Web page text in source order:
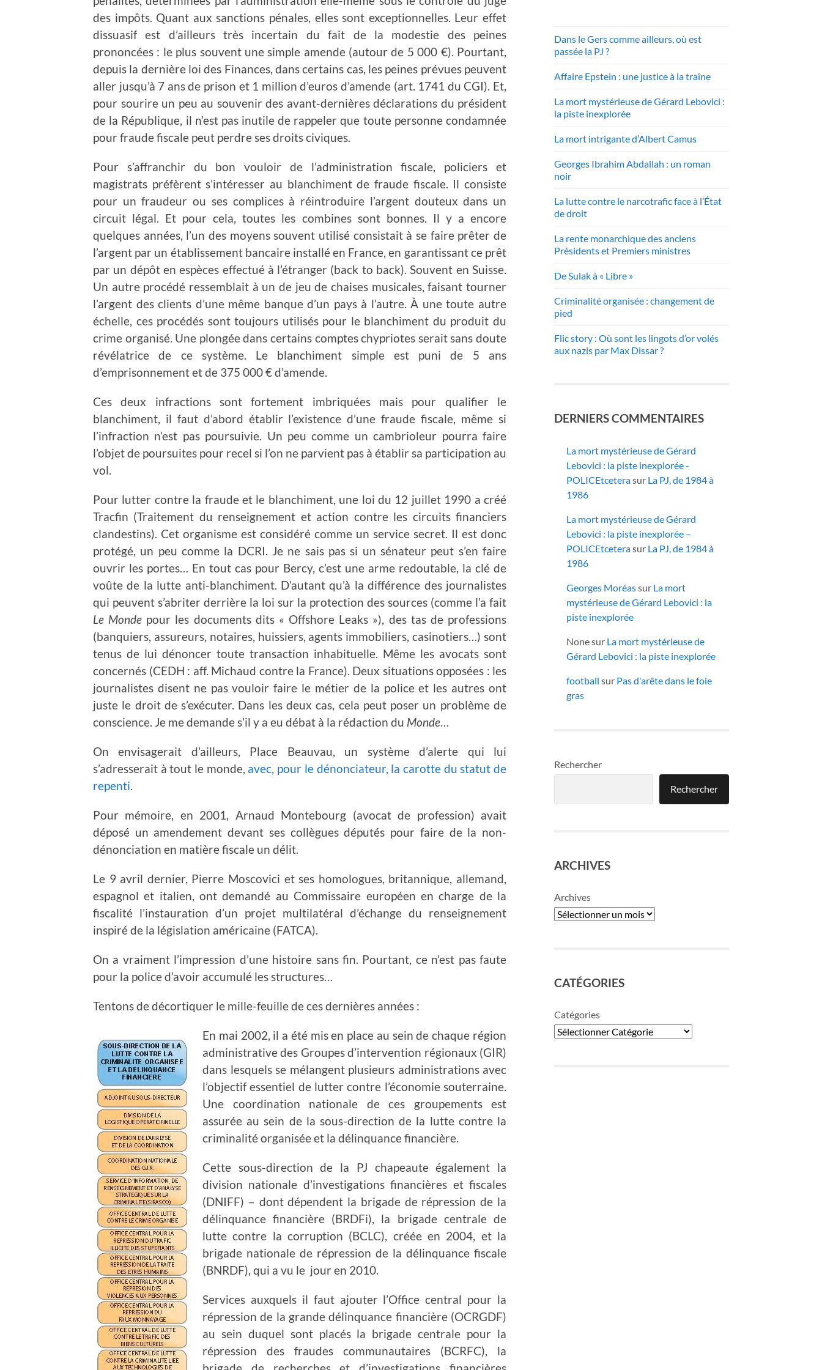
des impôts. Quant aux sanctions pénales, elles sont exceptionnelles. Leur effet
dissuasif est d’ailleurs très incertain du fait de la modestie des peines
prononcées : le plus souvent une simple amende (autour de 5 000 €). Pourtant,
depuis la dernière loi des Finances, dans certains cas, les peines prévues peuvent
aller jusqu’à 7 ans de prison et 1 million d’euros d’amende (art. 1741 du CGI). Et,
pour sourire un peu au souvenir des avant-dernières déclarations du président
de la République, il n’est pas inutile de rappeler que toute personne condamnée
pour fraude fiscale peut perdre ses droits civiques.
Pour s’affranchir du bon vouloir de l’administration fiscale, policiers et
magistrats préfèrent s’intéresser au blanchiment de fraude fiscale. Il consiste
pour un fraudeur ou ses complices à réintroduire l’argent douteux dans un
circuit légal. Et pour cela, toutes les combines sont bonnes. Il y a encore
quelques années, l’un des moyens souvent utilisé consistait à se faire prêter de
l’argent par un établissement bancaire installé en France, en garantissant ce prêt
par un dépôt en espèces effectué à l’étranger (back to back). Souvent en Suisse.
Un autre procédé ressemblait à un de jeu de chaises musicales, faisant tourner
l’argent des clients d’une même banque d’un pays à l’autre. À une toute autre
échelle, ces procédés sont toujours utilisés pour le blanchiment du produit du
crime organisé. Une plongée dans certains comptes chypriotes serait sans doute
révélatrice de ce système. Le blanchiment simple est puni de 5 ans
d’emprisonnement et de 375 000 € d’amende.
Ces deux infractions sont fortement imbriquées mais pour qualifier le
blanchiment, il faut d’abord établir l’existence d’une fraude fiscale, même si
l’infraction n’est pas poursuivie. Un peu comme un cambrioleur pourra faire
l’objet de poursuites pour recel si l’on ne parvient pas à établir sa participation au
vol.
Pour lutter contre la fraude et le blanchiment, une loi du 12 juillet 1990 a créé
Tracfin (Traitement du renseignement et action contre les circuits financiers
clandestins). Cet organisme est considéré comme un service secret. Il est donc
protégé, un peu comme la DCRI. Je ne sais pas si un sénateur peut s’en faire
ouvrir les portes… En tout cas pour Bercy, c’est une arme redoutable, la clé de
voûte de la lutte anti-blanchiment. D’autant qu’à la différence des journalistes
qui peuvent s’abriter derrière la loi sur la protection des sources (comme l’a fait
Le Monde pour les documents dits « Offshore Leaks »), des tas de professions
(banquiers, assureurs, notaires, huissiers, agents immobiliers, casinotiers…) sont
tenus de lui dénoncer toute transaction inhabituelle. Même les avocats sont
concernés (CEDH : aff. Michaud contre la France). Deux situations opposées : les
journalistes disent ne pas vouloir faire le métier de la police et les autres ont
juste le droit de s’exécuter. Dans les deux cas, cela peut poser un problème de
conscience. Je me demande s’il y a eu débat à la rédaction du Monde
On envisagerait d’ailleurs, Place Beauvau, un système d’alerte qui lui
s’adresserait à tout le monde, avec, pour le dénonciateur, la carotte du statut de
repenti
Pour mémoire, en 2001, Arnaud Montebourg (avocat de profession) avait
déposé un amendement devant ses collègues députés pour faire de la non-
dénonciation en matière fiscale un délit.
Le 9 avril dernier, Pierre Moscovici et ses homologues, britannique, allemand,
espagnol et italien, ont demandé au Commissaire européen en charge de la
fiscalité l’instauration d’un projet multilatéral d’échange du renseignement
inspiré de la législation américaine (FATCA).
On a vraiment l’impression d’une histoire sans fin. Pourtant, ce n’est pas faute
pour la police d’avoir accumulé les structures…
Tentons de décortiquer le mille-feuille de ces dernières années :
En mai 2002, il a été mis en place au sein de chaque région
administrative des Groupes d’intervention régionaux (GIR)
dans lesquels se mélangent plusieurs administrations avec
l’objectif essentiel de lutter contre l’économie souterraine.
Une coordination nationale de ces groupements est
assurée au sein de la sous-direction de la lutte contre la
criminalité organisée et la délinquance financière.
Cette sous-direction de la PJ chapeaute également la
division nationale d’investigations financières et fiscales
(DNIFF) – dont dépendent la brigade de répression de la
délinquance financière (BRDFi), la brigade centrale de
lutte contre la corruption (BCLC), créée en 2004, et la
brigade nationale de répression de la délinquance fiscale
(BNRDF), qui a vu le jour en 2010.
Services auxquels il faut ajouter l’Office central pour la
répression de la grande délinquance financière (OCRGDF)
au sein duquel sont placés la brigade centrale pour la
répression des fraudes communautaires (BCRFC), la
Dans le Gers comme ailleurs, où est
passée la PJ ?
Affaire Epstein : une justice à la traîne
La mort mystérieuse de Gérard Lebovici :
la piste inexplorée
La mort intrigante d’Albert Camus
Georges Ibrahim Abdallah : un roman
noir
La lutte contre le narcotrafic face à l’État
de droit
La rente monarchique des anciens
Présidents et Premiers ministres
De Sulak à « Libre »
Criminalité organisée : changement de
pied
Flic story : Où sont les lingots d’or volés
aux nazis par Max Dissar ?
DERNIERS COMMENTAIRES
La mort mystérieuse de Gérard
Lebovici : la piste inexplorée -
POLICEtceterasur La PJ, de 1984 à
1986
La mort mystérieuse de Gérard
Lebovici : la piste inexplorée –
POLICEtceterasur La PJ, de 1984 à
1986
Georges Moréassur La mort
mystérieuse de Gérard Lebovici : la
piste inexplorée
Nonesur La mort mystérieuse de
Gérard Lebovici : la piste inexplorée
football sur Pas d'arête dans le foie
gras
Rechercher
Rechercher
ARCHIVES
Archives
CATÉGORIES
Catégories